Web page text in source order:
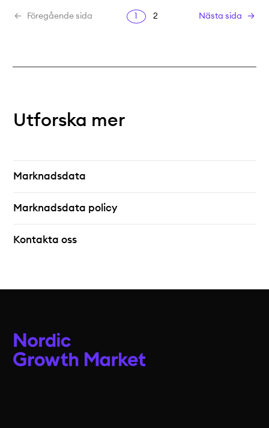
Föregående sida 1 2 Nästa sida
Utforska mer
Marknadsdata
Marknadsdata policy
Kontakta oss